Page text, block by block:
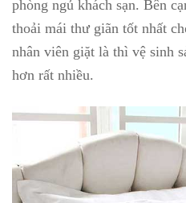
phòng ngủ khách sạn. Bên
thoải mái thư giãn tốt nhất
nhân viên giặt là thì vệ sinh
hơn rất nhiều.